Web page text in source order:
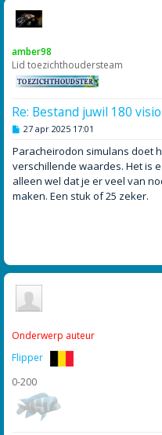
amber98
Lid toezichthoudersteam
Re: Bestand juwil 180
B
r
i
c
h
27 apr 2025 17:01
Paracheirodon simulans doet
verschillende waardes. Het is
alleen wel dat je er veel van
maken. Een stuk of 25 zeker.
Onderwerp auteur
Flipper
0-200